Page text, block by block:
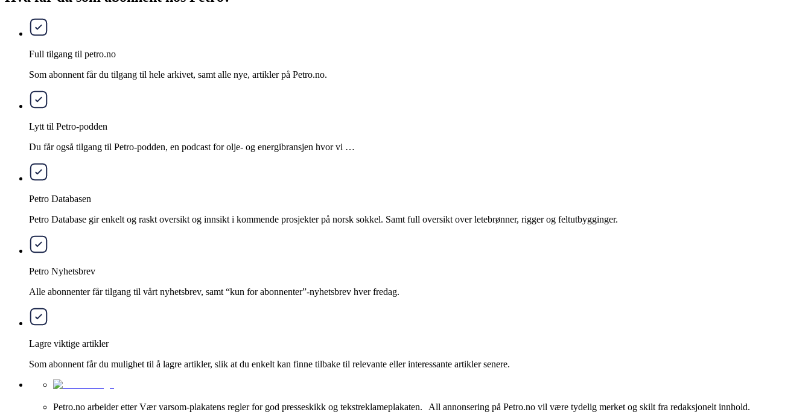
Full tilgang til petro.no
Som abonnent får du tilgang til hele arkivet, samt alle nye, artikler på Petro.no.
Lytt til Petro-podden
Du får også tilgang til Petro-podden, en podcast for olje- og energibransjen hvor vi …
Petro Databasen
Petro Database gir enkelt og raskt oversikt og innsikt i kommende prosjekter på norsk sokkel. Samt full oversikt over letebrønner, rigger og feltutbygginger.
Petro Nyhetsbrev
Alle abonnenter får tilgang til vårt nyhetsbrev, samt “kun for abonnenter”-nyhetsbrev hver fredag.
Lagre viktige artikler
Som abonnent får du mulighet til å lagre artikler, slik at du enkelt kan finne tilbake til relevante eller interessante artikler senere.
Petro.no arbeider etter Vær varsom-plakatens regler for god presseskikk og tekstreklameplakaten. All annonsering på Petro.no vil være tydelig merket og skilt fra redaksjonelt innhold.